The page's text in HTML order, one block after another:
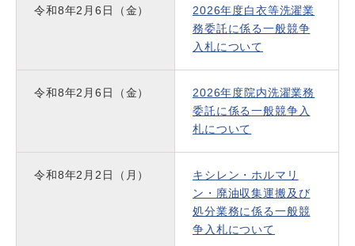
令和8年2月6日（金）
2026年度白衣等洗濯業
務委託に係る一般競争
入札について
令和8年2月6日（金）
2026年度院内洗濯業務
委託に係る一般競争入
札について
令和8年2月2日（月）
キシレン・ホルマリ
ン・廃油収集運搬及び
処分業務に係る一般競
争入札について